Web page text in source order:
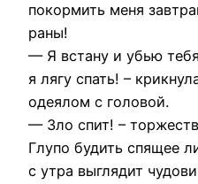
покормить меня
раны!
— Я встану и убью
я лягу спать! –
одеялом с головой.
— Зло спит! –
Глупо будить спящее
с утра выглядит